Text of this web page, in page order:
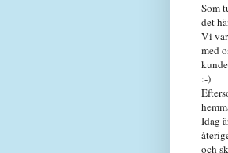
Som
det
Vi
med
:-)
Idag
och